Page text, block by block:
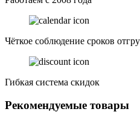
Чёткое соблюдение сроков
Гибкая система скидок
Рекомендуемые товары